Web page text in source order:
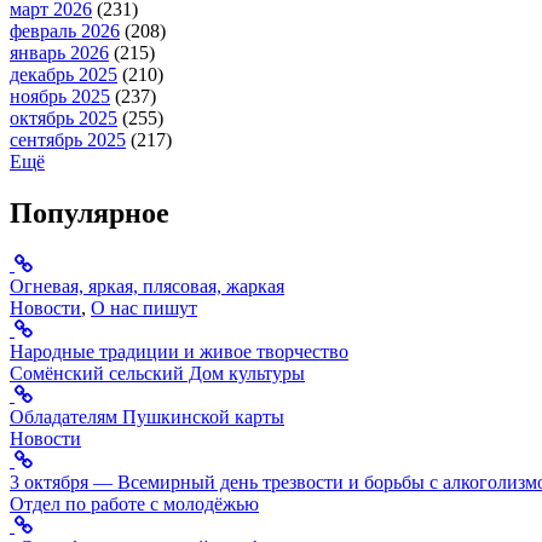
март 2026 (231)
февраль 2026 (208)
январь 2026 (215)
декабрь 2025 (210)
ноябрь 2025 (237)
октябрь 2025 (255)
сентябрь 2025 (217)
Ещё
Популярное
Огневая, яркая, плясовая, жаркая
Новости, О нас пишут
Народные традиции и живое творчество
Сомёнский сельский Дом культуры
Обладателям Пушкинской карты
Новости
3 октября — Всемирный день трезвости и борьбы с
Отдел по работе с молодёжью